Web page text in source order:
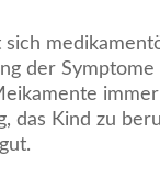
sich
der
das Kind zu